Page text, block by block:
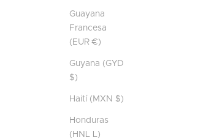
Guayana
Francesa
(EUR €)
Guyana (GYD
$)
Haití (MXN $)
Honduras
(HNL L)